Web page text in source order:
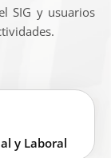
SIG y usuarios
y Laboral